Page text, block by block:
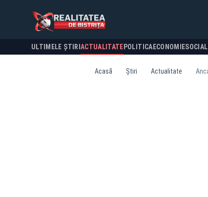
ULTIMELE ȘTIRI ACTUALITATE POLITICA ECONOMIESOCIAL
Acasă Știri Actualitate